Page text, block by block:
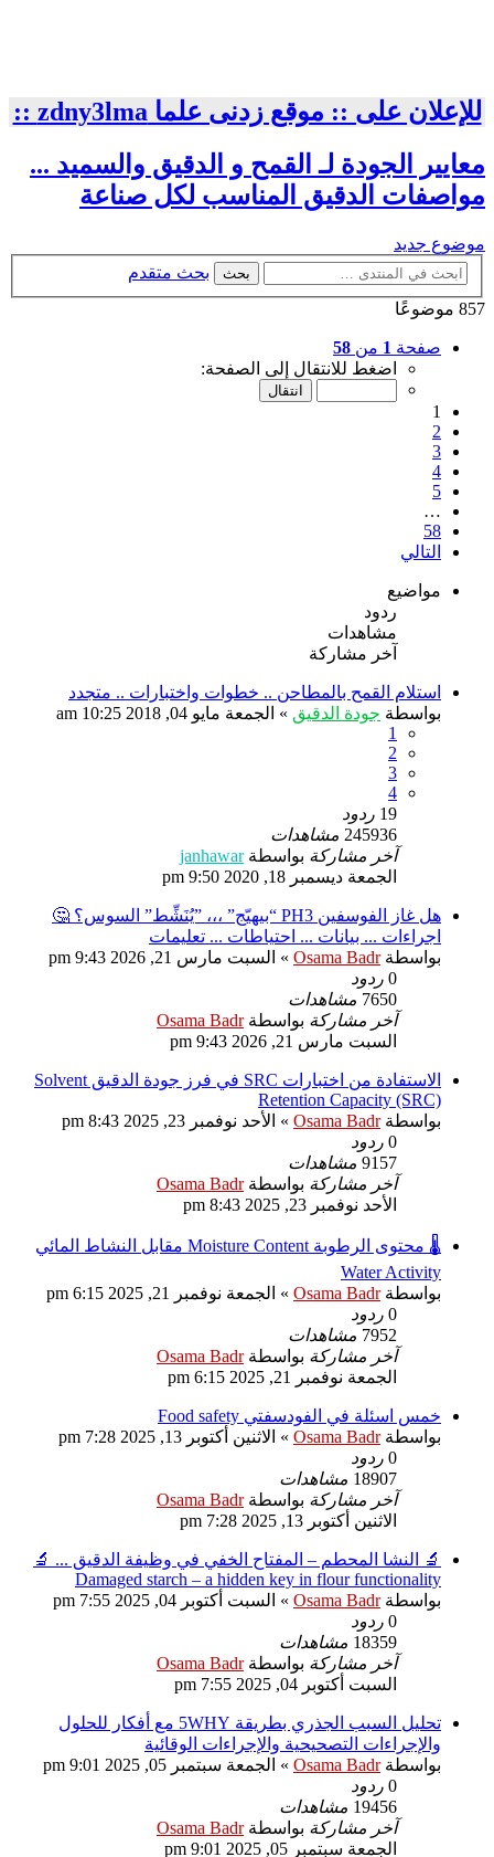
للإعلان على :: موقع زدنى علما zdny3lma ::
معايير الجودة لـ القمح و الدقيق والسميد ...
مواصفات الدقيق المناسب لكل صناعة
موضوع جديد
بحث
بحث متقدم
857 موضوعًا
صفحة 1 من 58
اضغط للانتقال إلى الصفحة:
1
2
3
4
5
…
58
التالي
مواضيع
ردود
مشاهدات
آخر مشاركة
استلام القمح بالمطاحن .. خطوات واختبارات .. متجدد
بواسطة جودة الدقيق » الجمعة مايو 04, 2018 10:25 am
1
2
3
4
19 ردود
245936 مشاهدات
آخر مشاركة بواسطةjanhawar
الجمعة ديسمبر 18, 2020 9:50 pm
هل غاز الفوسفين PH3 “بيهيّج” ،،، ”يُنَشِّط” السوس؟ 🤔
اجراءات ... بيانات ... احتياطات ... تعليمات
بواسطةOsama Badr
» السبت مارس 21, 2026 9:43 pm
0 ردود
7650 مشاهدات
آخر مشاركة بواسطةOsama Badr
السبت مارس 21, 2026 9:43 pm
الاستفادة من اختبارات SRC في فرز جودة الدقيق Solvent
Retention Capacity (SRC)
بواسطةOsama Badr
» الأحد نوفمبر 23, 2025 8:43 pm
0 ردود
9157 مشاهدات
آخر مشاركة بواسطةOsama Badr
الأحد نوفمبر 23, 2025 8:43 pm
🌡️ محتوى الرطوبة Moisture Content مقابل النشاط المائي
Water Activity
بواسطةOsama Badr
» الجمعة نوفمبر 21, 2025 6:15 pm
0 ردود
7952 مشاهدات
آخر مشاركة بواسطةOsama Badr
الجمعة نوفمبر 21, 2025 6:15 pm
خمس اسئلة في الفودسفتي Food safety
بواسطةOsama Badr
» الاثنين أكتوبر 13, 2025 7:28 pm
0 ردود
18907 مشاهدات
آخر مشاركة بواسطةOsama Badr
الاثنين أكتوبر 13, 2025 7:28 pm
🔬 النشا المحطم – المفتاح الخفي في وظيفة الدقيق ... 🔬
Damaged starch – a hidden key in flour functionality
بواسطةOsama Badr
» السبت أكتوبر 04, 2025 7:55 pm
0 ردود
18359 مشاهدات
آخر مشاركة بواسطةOsama Badr
السبت أكتوبر 04, 2025 7:55 pm
تحليل السبب الجذري بطريقة 5WHY مع أفكار للحلول
والإجراءات التصحيحية والإجراءات الوقائية
بواسطةOsama Badr
» الجمعة سبتمبر 05, 2025 9:01 pm
0 ردود
19456 مشاهدات
آخر مشاركة بواسطةOsama Badr
الجمعة سبتمبر 05, 2025 9:01 pm